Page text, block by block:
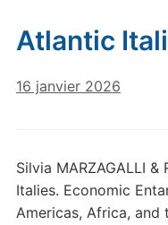
Atlantic
16 janvier 2026
Silvia MARZAGALLI
Italies. Economic
Americas, Africa, and